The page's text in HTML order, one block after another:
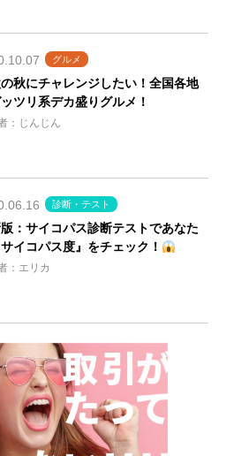
グルメ
秋にチャレンジしたい！全国各地
ツリ系デカ盛りグルメ！
：じんじん
診断・テスト
：サイコパス診断テストであなた
イコパス度』をチェック！
：エリカ